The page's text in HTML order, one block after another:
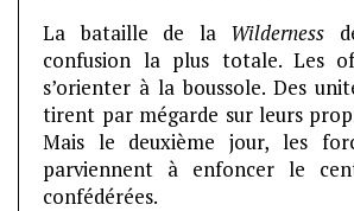
La bataille de la Wilderness
confusion la plus totale. Les
s’orienter à la boussole. Des
tirent par mégarde sur leurs
Mais le deuxième jour, les
parviennent à enfoncer le
confédérées.